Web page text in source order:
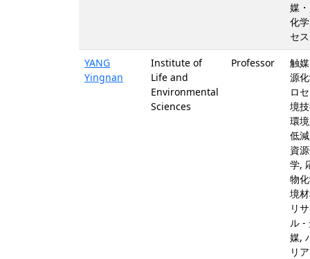
媒
化
セ
YANG
Yingnan
Institute of
Life and
Environmental
Sciences
Professor
触
源
ロ
境
環
低
資
学,
物
境
リ
ル -
媒,
リ